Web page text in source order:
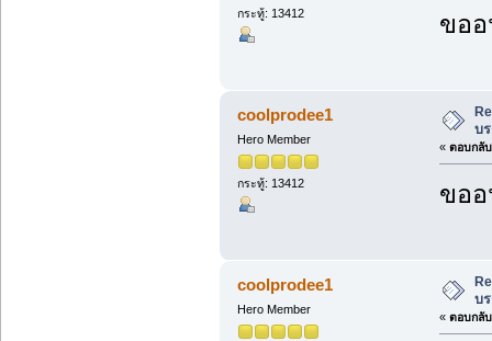
กระทู้: 13412 ขอ
coolprodee1
Hero Member
กระทู้: 13412
บ
« ตอบกลั
ขอ
coolprodee1
Hero Member
บ
« ตอบกลั